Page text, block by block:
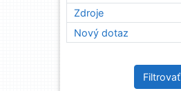
Zdroje
Nový dotaz
Filtrovať